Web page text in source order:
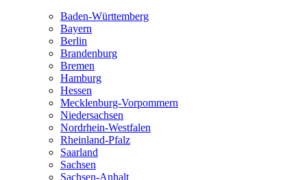
Baden-Württemberg
Bayern
Berlin
Brandenburg
Bremen
Hamburg
Hessen
Mecklenburg-Vorpommern
Niedersachsen
Nordrhein-Westfalen
Rheinland-Pfalz
Saarland
Sachsen
Sachsen-Anhalt